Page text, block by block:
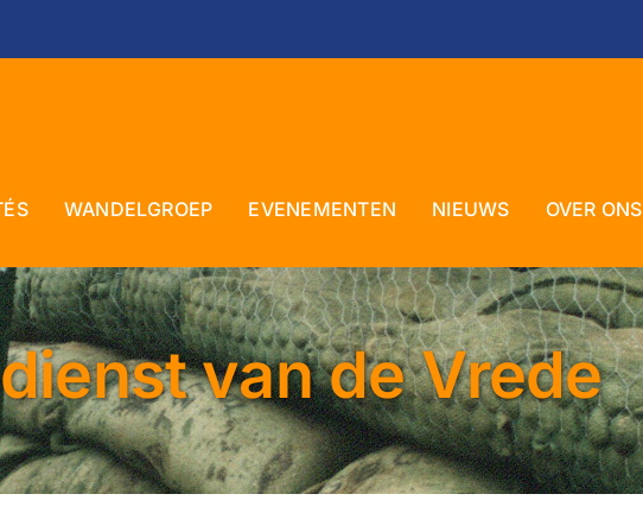
WANDELGROEP EVENEMENTEN NIEUWS OVER ONS
van de Vrede